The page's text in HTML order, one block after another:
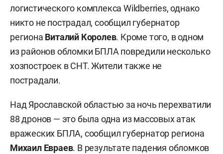
логистического комплекса Wildberries, однако
никто не пострадал, сообщил губернатор
региона Виталий Королев. Кроме того, в одном
из районов обломки БПЛА повредили несколько
хозпостроек в СНТ. Жители также не
пострадали.
Над Ярославской областью за ночь перехватили
88 дронов — это была одна из массовых атак
вражеских БПЛА, сообщил губернатор региона
Михаил Евраев. В результате падения обломков